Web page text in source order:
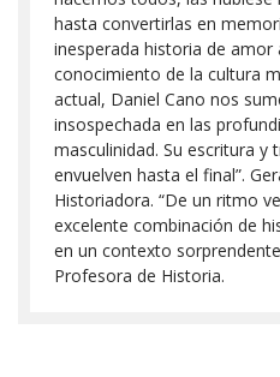
hasta convertirlas en
inesperada historia de amor
conocimiento de la cultura
actual, Daniel Cano nos
insospechada en las
masculinidad. Su escritura y
envuelven hasta el final”.
Historiadora. “De un ritmo
excelente combinación de
en un contexto
Profesora de Historia.